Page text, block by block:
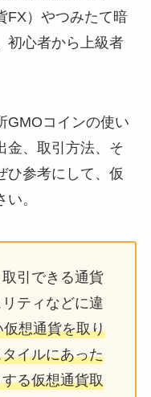
FX）やつみたて暗
初心者から上級者
GMOコインの使い
金、取引方法、そ
ひ参考にして、仮
。
引できる通貨
ティなどに違
想通貨を取り
イルにあった
る仮想通貨取